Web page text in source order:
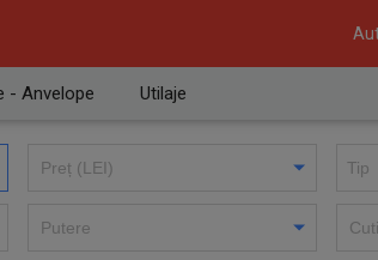
- Anvelope Utilaje